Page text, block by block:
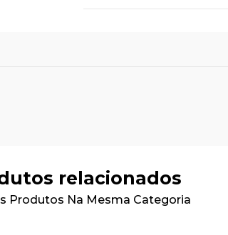
relacionados
Produtos Na Mesma Categoria